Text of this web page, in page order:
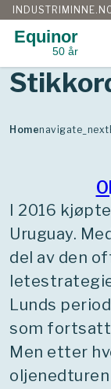
Gå
til
Equinor
50 år
Homenavigate_next
I 2016
Uruguay.
del av den
Lunds
som
Men etter